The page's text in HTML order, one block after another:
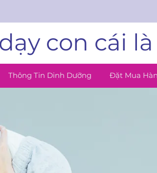
con cái là
Thông Tin Dinh Dưỡng Đặt Mua